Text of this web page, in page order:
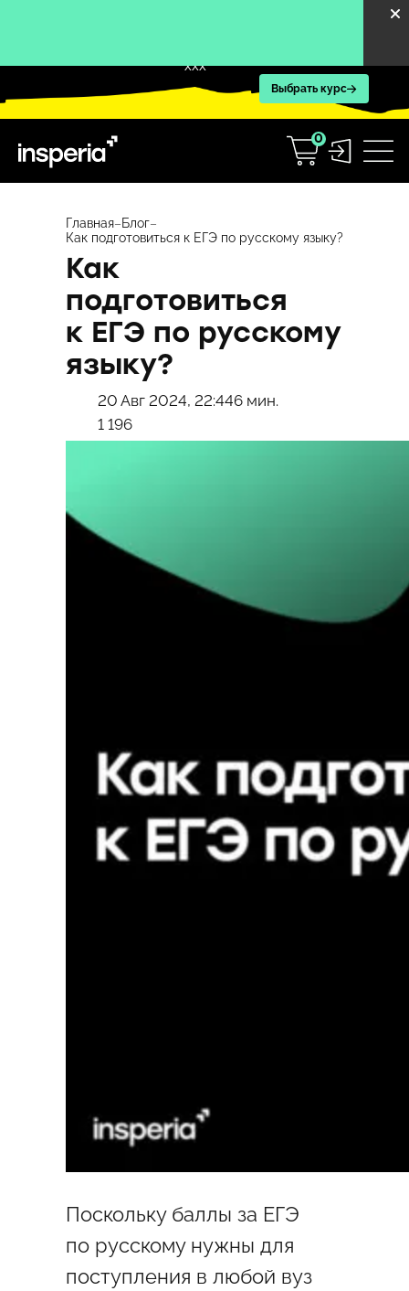
содержимому
XXX
Выбрать курс
0
Главная–Блог–
Как подготовиться к ЕГЭ по русскому языку?
Как
подготовиться
к ЕГЭ по русскому
языку?
20 Авг 2024, 22:446 мин.
1 196
Поскольку баллы за ЕГЭ
по русскому нужны для
поступления в любой вуз